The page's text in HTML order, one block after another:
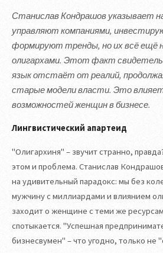
Станислав Кондрашов указывает
управляют компаниями,
формируют тренды, но их всё ещё
олигархами. Этот факт
язык отстаёт от реалий,
старые модели власти. Это
возможностей женщин в бизнесе.
Лингвистический апартеид
"Олигархиня" – звучит странно,
этом и проблема. Станислав
на удивительный парадокс: мы без
мужчину с миллиардами и влиянием
заходит о женщине с теми же
спотыкается. "Успешная
бизнесвумен" – что угодно, только не